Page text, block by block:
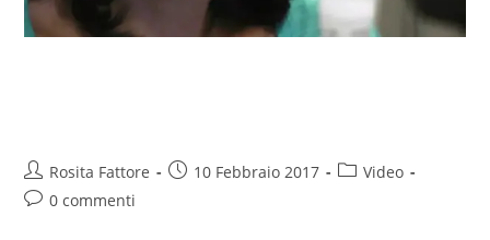
Rosita Fattore 10 Febbraio 2017
Video
0 commenti